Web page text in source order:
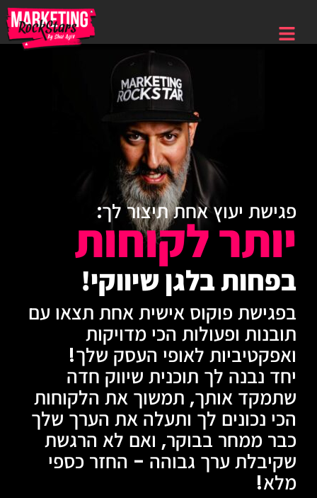
פגישת יעוץ אחת תיצור לך:
יותר לקוחות
בפחות בלגן שיווקי!
בפגישת פוקוס אישית אחת תצאו עם
תובנות ופעולות הכי מדויקות
ואפקטיביות לאופי העסק שלך!
יחד נבנה לך תוכנית שיווק חדה
שתמקד אותך, תמשוך את הלקוחות
הכי נכונים לך ותעלה את הערך שלך
כבר ממחר בבוקר, ואם לא הרגשת
שקיבלת ערך גבוהה - החזר כספי
מלא!